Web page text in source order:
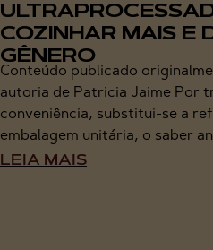
COZINHAR MAIS E
GÊNERO
Conteúdo publicado
autoria de Patricia Jaime Por
conveniência, substitui-se a
embalagem unitária, o saber
LEIA MAIS